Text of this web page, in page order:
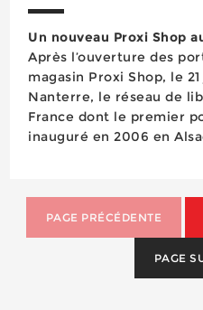
Un nouveau Proxi Shop
Après l’ouverture des
magasin Proxi Shop, le
Nanterre, le réseau de
France dont le premier
inauguré en 2006 en
les plus im...
PAGE PRÉCÉDENTE
PAGE